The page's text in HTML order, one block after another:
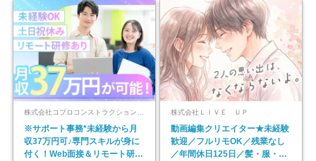
※サポート事務*未経験から月
収37万円可♪専門スキルが身に
付く！Web面接＆リモート研修
株式会社ＬＩＶＥ ＵＰ
動画編集クリエイター★未経験
歓迎／フルリモOK／残業なし
／年間休日125日／髪・服・ネ